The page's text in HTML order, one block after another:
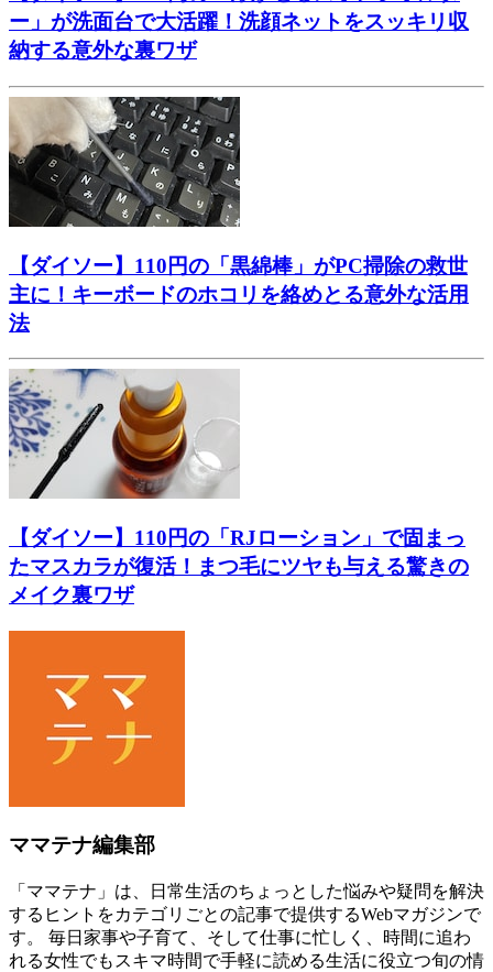
ー」が洗面台で大活躍！洗顔ネットをスッキリ収
納する意外な裏ワザ
【ダイソー】110円の「黒綿棒」がPC掃除の救世
主に！キーボードのホコリを絡めとる意外な活用
法
【ダイソー】110円の「RJローション」で固まっ
たマスカラが復活！まつ毛にツヤも与える驚きの
メイク裏ワザ
ママテナ編集部
「ママテナ」は、日常生活のちょっとした悩みや疑問を解決
するヒントをカテゴリごとの記事で提供するWebマガジンで
す。 毎日家事や子育て、そして仕事に忙しく、時間に追わ
れる女性でもスキマ時間で手軽に読める生活に役立つ旬の情